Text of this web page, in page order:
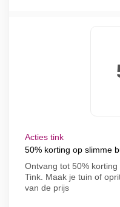
Acties tink
50% korting op slimme
Ontvang tot 50%
Tink. Maak je tuin of
van de prijs